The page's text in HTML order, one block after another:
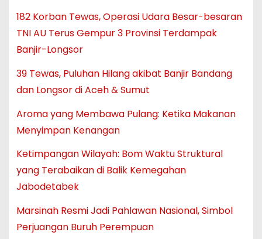
182 Korban Tewas, Operasi Udara Besar-besaran
TNI AU Terus Gempur 3 Provinsi Terdampak
Banjir-Longsor
39 Tewas, Puluhan Hilang akibat Banjir Bandang
dan Longsor di Aceh & Sumut
Aroma yang Membawa Pulang: Ketika Makanan
Menyimpan Kenangan
Ketimpangan Wilayah: Bom Waktu Struktural
yang Terabaikan di Balik Kemegahan
Jabodetabek
Marsinah Resmi Jadi Pahlawan Nasional, Simbol
Perjuangan Buruh Perempuan